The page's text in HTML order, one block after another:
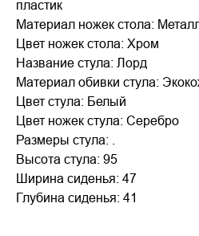
пластик
Материал ножек стола:
Цвет ножек стола: Хром
Название стула: Лорд
Материал обивки стула:
Цвет стула: Белый
Цвет ножек стула: Серебро
Размеры стула: .
Высота стула: 95
Ширина сиденья: 47
Глубина сиденья: 41